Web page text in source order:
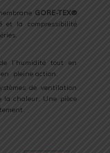
GORE-TEX®
et la compressibilité
l’humidité tout en
pleine action.
de ventilation
la chaleur. Une pièce